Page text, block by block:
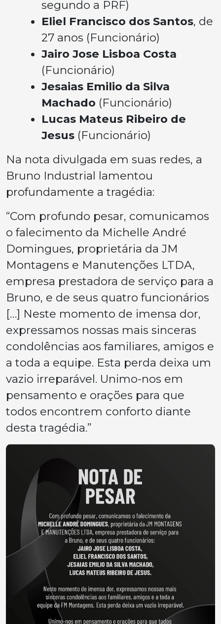
segundo a PRF)
Eliel Francisco dos Santos, de
27 anos (Funcionário)
Jairo Jose Lisboa Costa
(Funcionário)
Jesaias Emilio da Silva
Machado (Funcionário)
Lucas Mateus Ribeiro de
Jesus (Funcionário)
Na nota divulgada em suas redes, a
Bruno Industrial lamentou
profundamente a tragédia:
“Com profundo pesar, comunicamos
o falecimento da Michelle André
Domingues, proprietária da JM
Montagens e Manutenções LTDA,
empresa prestadora de serviço para a
Bruno, e de seus quatro funcionários
[…] Neste momento de imensa dor,
expressamos nossas mais sinceras
condolências aos familiares, amigos e
a toda a equipe. Esta perda deixa um
vazio irreparável. Unimo-nos em
pensamento e orações para que
todos encontrem conforto diante
desta tragédia.”